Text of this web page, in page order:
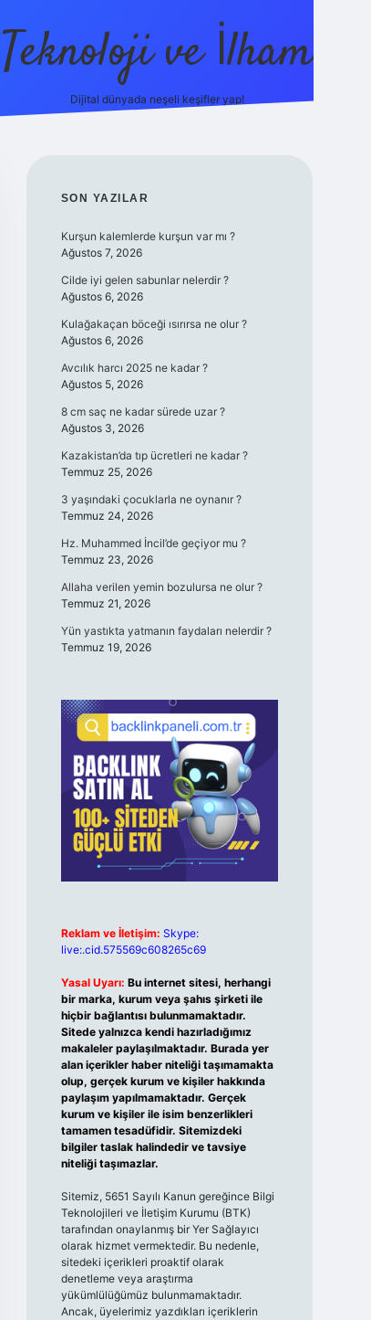
Teknoloji ve İlham
Dijital dünyada neşeli keşifler yap!
SIDEBAR
SON YAZILAR
Kurşun kalemlerde kurşun var mı ?
Ağustos 7, 2026
Cilde iyi gelen sabunlar nelerdir ?
Ağustos 6, 2026
Kulağakaçan böceği ısırırsa ne olur ?
Ağustos 6, 2026
Avcılık harcı 2025 ne kadar ?
Ağustos 5, 2026
8 cm saç ne kadar sürede uzar ?
Ağustos 3, 2026
Kazakistan’da tıp ücretleri ne kadar ?
Temmuz 25, 2026
3 yaşındaki çocuklarla ne oynanır ?
Temmuz 24, 2026
Hz. Muhammed İncil’de geçiyor mu ?
Temmuz 23, 2026
Allaha verilen yemin bozulursa ne olur ?
Temmuz 21, 2026
Yün yastıkta yatmanın faydaları nelerdir ?
Temmuz 19, 2026
Reklam ve İletişim: Skype:
live:.cid.575569c608265c69
Yasal Uyarı: Bu internet sitesi, herhangi
bir marka, kurum veya şahıs şirketi ile
hiçbir bağlantısı bulunmamaktadır.
Sitede yalnızca kendi hazırladığımız
makaleler paylaşılmaktadır. Burada yer
alan içerikler haber niteliği taşımamakta
olup, gerçek kurum ve kişiler hakkında
paylaşım yapılmamaktadır. Gerçek
kurum ve kişiler ile isim benzerlikleri
tamamen tesadüfidir. Sitemizdeki
bilgiler taslak halindedir ve tavsiye
niteliği taşımazlar.
Sitemiz, 5651 Sayılı Kanun gereğince Bilgi
Teknolojileri ve İletişim Kurumu (BTK)
tarafından onaylanmış bir Yer Sağlayıcı
olarak hizmet vermektedir. Bu nedenle,
sitedeki içerikleri proaktif olarak
denetleme veya araştırma
yükümlülüğümüz bulunmamaktadır.
Ancak, üyelerimiz yazdıkları içeriklerin